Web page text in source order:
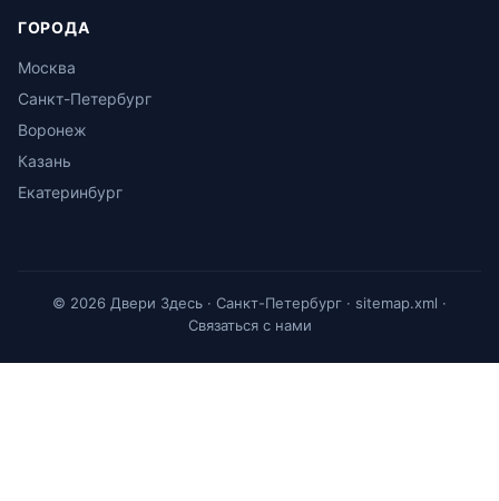
ГОРОДА
Москва
Санкт-Петербург
Воронеж
Казань
Екатеринбург
© 2026 Двери Здесь · Санкт-Петербург · sitemap.xml ·
Связаться с нами